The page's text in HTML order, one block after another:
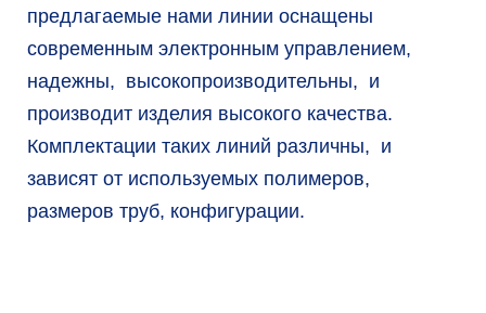
предлагаемые нами линии оснащены
современным электронным управлением,
надежны, высокопроизводительны, и
производит изделия высокого качества.
Комплектации таких линий различны, и
зависят от используемых полимеров,
размеров труб, конфигурации.